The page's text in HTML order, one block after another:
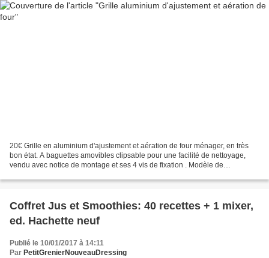
20€ Grille en aluminium d'ajustement et aération de four ménager, en très
bon état. A baguettes amovibles clipsable pour une facilité de nettoyage,
vendu avec notice de montage et ses 4 vis de fixation . Modèle de
Coffret Jus et Smoothies: 40 recettes + 1 mixer,
ed. Hachette neuf
Publié le 10/01/2017 à 14:11
Par PetitGrenierNouveauDressing